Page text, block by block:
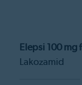
Elepsi 100 mg
Lakozamid